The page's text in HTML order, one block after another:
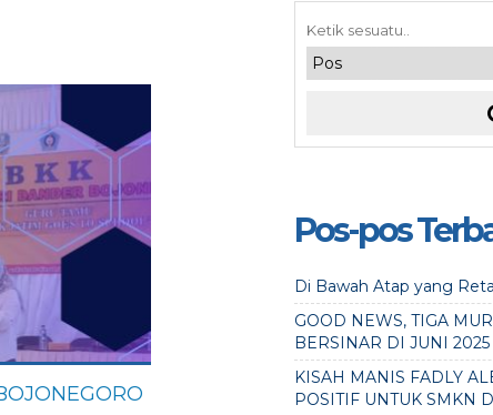
Pos-pos
Di Bawah Atap yang
GOOD NEWS, TIGA
BERSINAR DI JUNI 2025
KISAH MANIS FADLY
POSITIF UNTUK SMKN